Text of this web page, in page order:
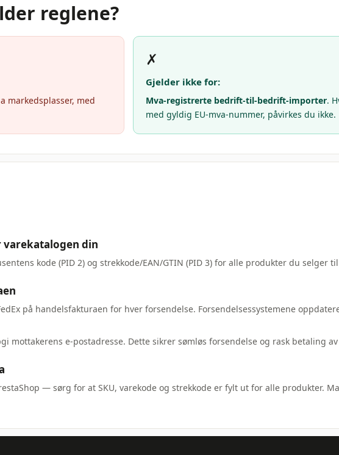
reglene?
markedsplasser, med
✗
Gjelder ikke for:
Mva-registrerte bedrift-til-bedrift-importer.
med gyldig EU-mva-nummer, påvirkes du ikke.
din
kode (PID 2) og strekkode/EAN/GTIN (PID 3) for alle produkter du selger
på handelsfakturaen for hver forsendelse. Forsendelsessystemene
mottakerens e-postadresse. Dette sikrer sømløs forsendelse og rask betaling
— sørg for at SKU, varekode og strekkode er fylt ut for alle produkter.